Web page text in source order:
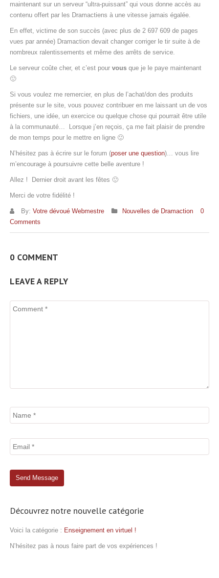
maintenant sur un serveur “ultra-puissant” qui vous donne accès au
contenu offert par les Dramactiens à une vitesse jamais égalée.
En effet, victime de son succès (avec plus de 2 697 609 de pages
vues par année) Dramaction devait changer corriger le tir suite à de
nombreux ralentissements et même des arrêts de service.
Le serveur coûte cher, et c’est pour vous que je le paye maintenant
🙂
Si vous voulez me remercier, en plus de l’achat/don des produits
présente sur le site, vous pouvez contribuer en me laissant un de vos
fichiers, une idée, un exercice ou quelque chose qui pourrait être utile
à la communauté… Lorsque j’en reçois, ça me fait plaisir de prendre
de mon temps pour le mettre en ligne 🙂
N’hésitez pas à écrire sur le forum (poser une question)… vous lire
m’encourage à poursuivre cette belle aventure !
Allez ! Dernier droit avant les fêtes 🙂
Merci de votre fidélité !
By: Votre dévoué Webmestre Nouvelles de Dramaction
0
Comments
0 COMMENT
LEAVE A REPLY
Découvrez notre nouvelle catégorie
Voici la catégorie : Enseignement en virtuel !
N’hésitez pas à nous faire part de vos expériences !